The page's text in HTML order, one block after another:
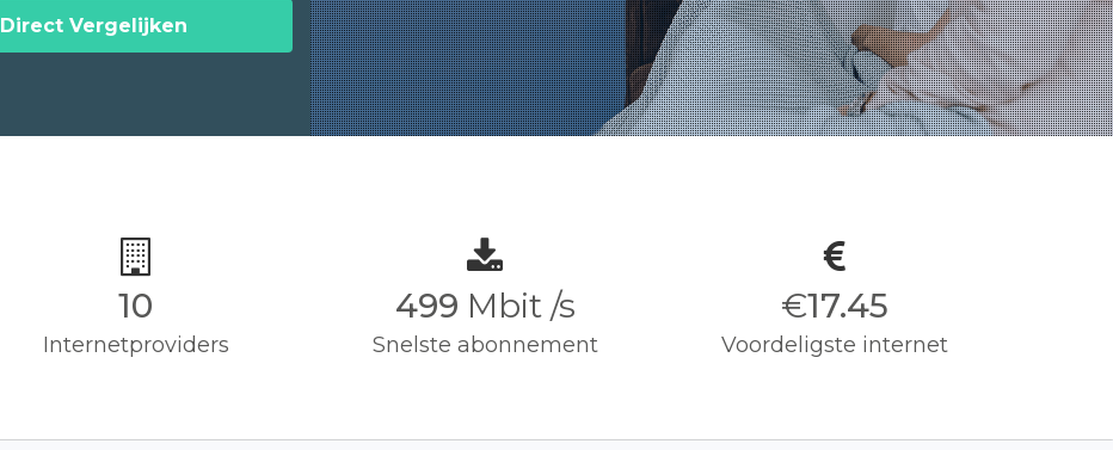
Direct Vergelijken
10
Internetproviders
500 Mbit /s
Snelste abonnement
€17.50
Voordeligste internet